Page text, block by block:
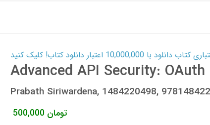
با 10,000,000 اعتبار دانلود کتاب! کلیک کنید
Advanced API Security:
Prabath Siriwardena, 1484220498,
500,000 تومان